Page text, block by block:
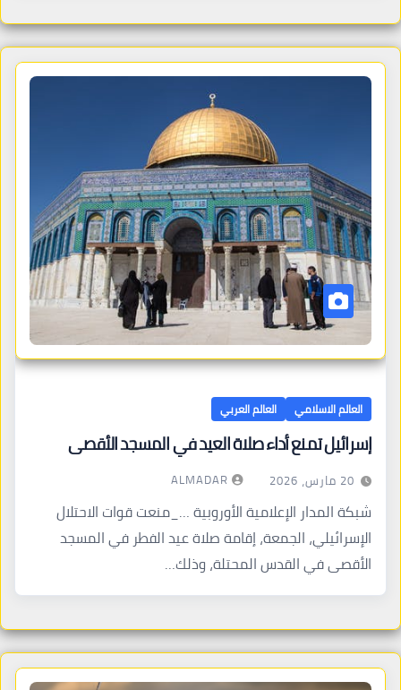
العالم الاسلامي العالم العربي
إسرائيل تمنع أداء صلاة العيد في المسجد الأقصى
20 مارس، 2026 ALMADAR
شبكة المدار الإعلامية الأوروبية …_منعت قوات الاحتلال
الإسرائيلي، الجمعة، إقامة صلاة عيد الفطر في المسجد
الأقصى في القدس المحتلة، وذلك…